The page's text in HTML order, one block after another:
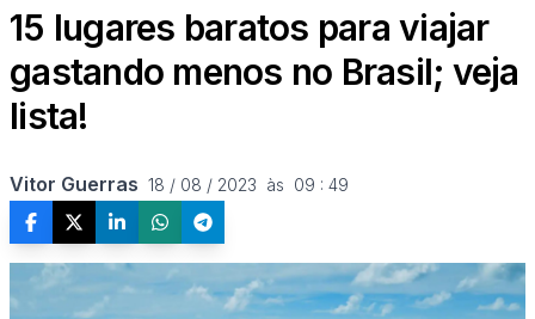
15 lugares baratos para viajar
gastando menos no Brasil; veja
lista!
Vitor Guerras 18 / 08 / 2023  às  09 : 49